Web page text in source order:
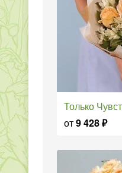
Только
от9 428₽